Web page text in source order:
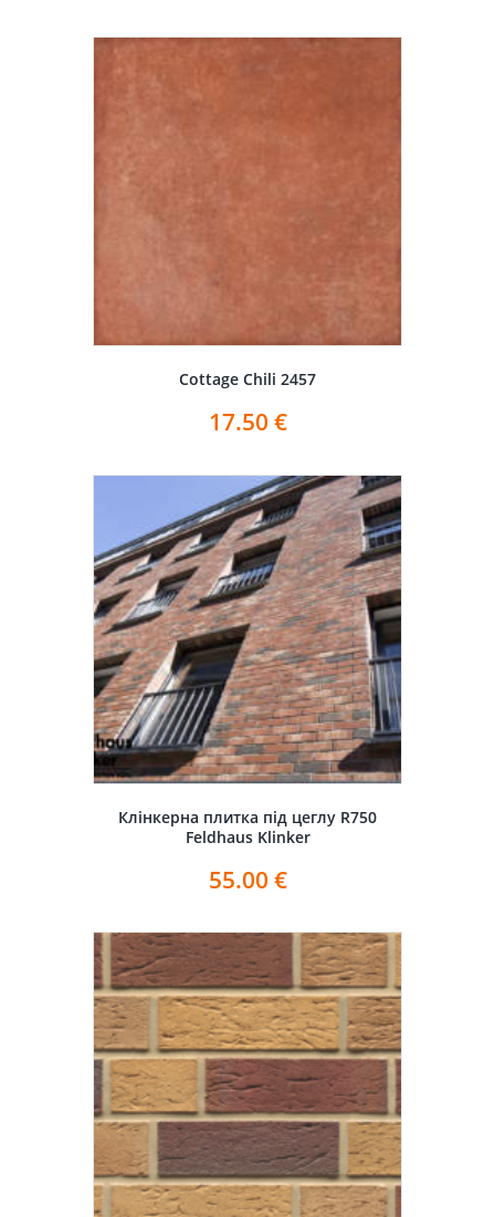
Cottage Chili 2457
17.50 €
Клінкерна плитка під цеглу R750
Feldhaus Klinker
55.00 €